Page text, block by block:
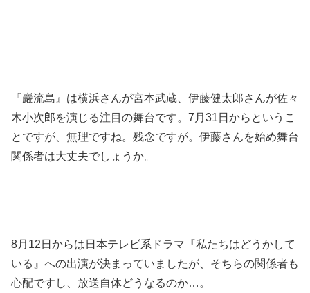
『巖流島』は横浜さんが宮本武蔵、伊藤健太郎さんが佐々
木小次郎を演じる注目の舞台です。7月31日からというこ
とですが、無理ですね。残念ですが。伊藤さんを始め舞台
関係者は大丈夫でしょうか。
8月12日からは日本テレビ系ドラマ『私たちはどうかして
いる』への出演が決まっていましたが、そちらの関係者も
心配ですし、放送自体どうなるのか…。